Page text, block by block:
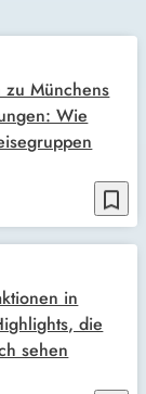
bookmark_border
Münchens
Wie
in
die
sehen